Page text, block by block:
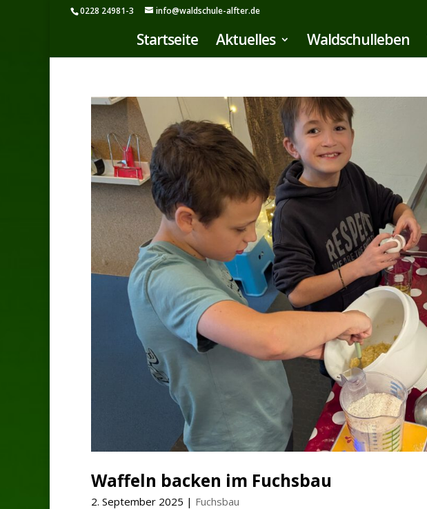
0228 24981-3 info@waldschule-alfter.de
Startseite Aktuelles Waldschulleben
Waffeln backen im Fuchsbau
2. September 2025 | Fuchsbau